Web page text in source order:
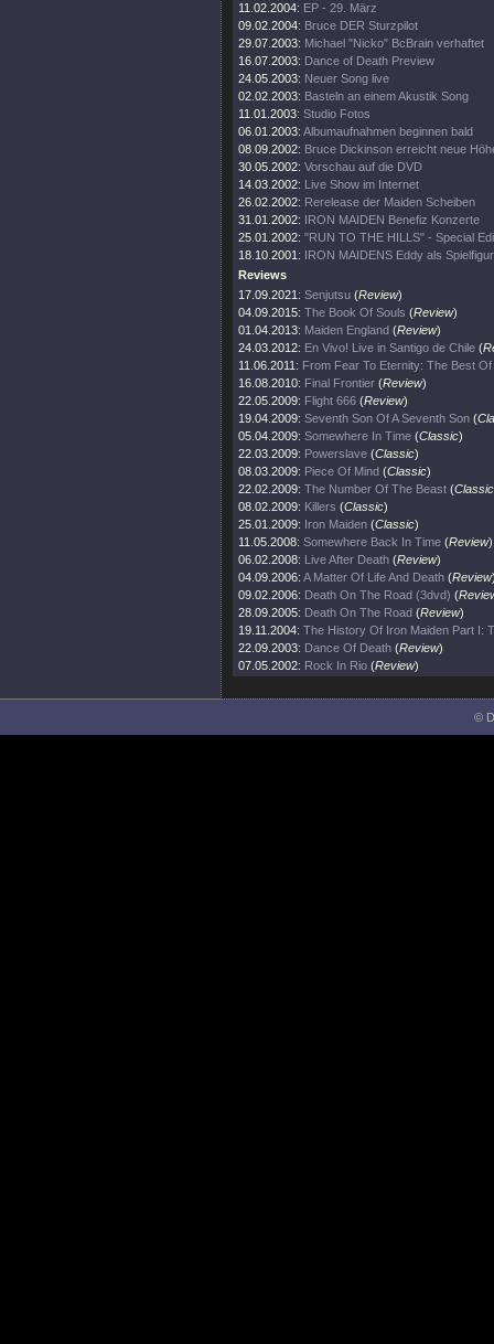
11.02.2004: EP - 29. März
09.02.2004: Bruce DER Sturzpilot
29.07.2003: Michael "Nicko" BcBrain verhaftet
16.07.2003: Dance of Death Preview
24.05.2003: Neuer Song live
02.02.2003: Basteln an einem Akustik Song
11.01.2003: Studio Fotos
06.01.2003: Albumaufnahmen beginnen bald
08.09.2002: Bruce Dickinson erreicht neue
30.05.2002: Vorschau auf die DVD
14.03.2002: Live Show im Internet
26.02.2002: Rerelease der Maiden Scheiben
31.01.2002: IRON MAIDEN Benefiz Konzerte
25.01.2002: "RUN TO THE HILLS" - Special
18.10.2001: IRON MAIDENS Eddy als Spielfigur
Reviews
17.09.2021: Senjutsu (Review)
04.09.2015: The Book Of Souls (Review)
01.04.2013: Maiden England (Review)
24.03.2012: En Vivo! Live in Santigo de Chile (
11.06.2011: From Fear To Eternity: The Best
16.08.2010: Final Frontier (Review)
22.05.2009: Flight 666 (Review)
19.04.2009: Seventh Son Of A Seventh Son (
05.04.2009: Somewhere In Time (Classic)
22.03.2009: Powerslave (Classic)
08.03.2009: Piece Of Mind (Classic)
22.02.2009: The Number Of The Beast (Classic
08.02.2009: Killers (Classic)
25.01.2009: Iron Maiden (Classic)
11.05.2008: Somewhere Back In Time (Review)
06.02.2008: Live After Death (Review)
04.09.2006: A Matter Of Life And Death (Review
09.02.2006: Death On The Road (3dvd) (
28.09.2005: Death On The Road (Review)
19.11.2004: The History Of Iron Maiden Part I:
22.09.2003: Dance Of Death (Review)
07.05.2002: Rock In Rio (Review)
©